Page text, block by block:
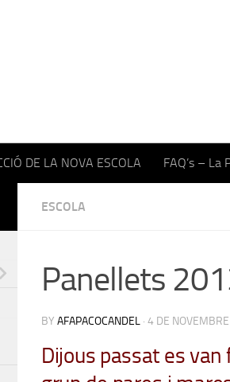
DE LA NOVA ESCOLA FAQ’s – La
ESCOLA
Panellets
BY AFAPACOCANDEL · 4 DE
Dijous passat es van